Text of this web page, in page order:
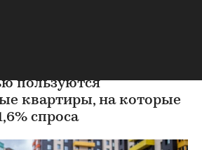
пользуются
квартиры, на которые
спроса